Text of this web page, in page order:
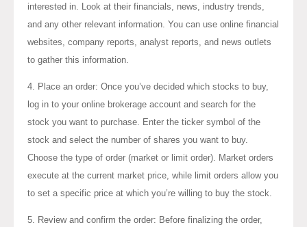
interested in. Look at their financials, news, industry trends,
and any other relevant information. You can use online financial
websites, company reports, analyst reports, and news outlets
to gather this information.
4. Place an order: Once you’ve decided which stocks to buy,
log in to your online brokerage account and search for the
stock you want to purchase. Enter the ticker symbol of the
stock and select the number of shares you want to buy.
Choose the type of order (market or limit order). Market orders
execute at the current market price, while limit orders allow you
to set a specific price at which you’re willing to buy the stock.
5. Review and confirm the order: Before finalizing the order,